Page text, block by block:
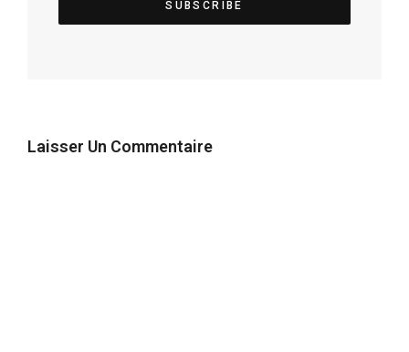
Laisser Un Commentaire